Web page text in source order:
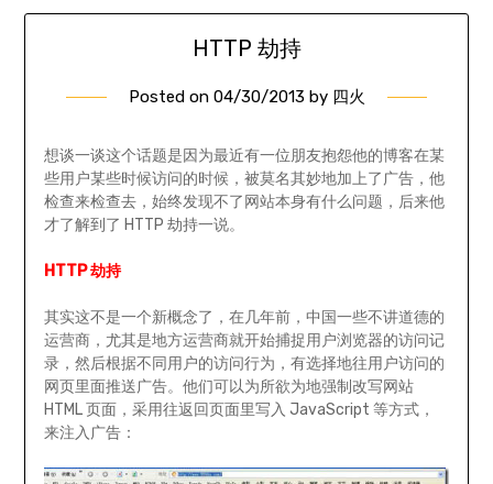
HTTP 劫持
Posted on 04/30/2013 by 四火
想谈一谈这个话题是因为最近有一位朋友抱怨他的博客在某
些用户某些时候访问的时候，被莫名其妙地加上了广告，他
检查来检查去，始终发现不了网站本身有什么问题，后来他
才了解到了 HTTP 劫持一说。
HTTP 劫持
其实这不是一个新概念了，在几年前，中国一些不讲道德的
运营商，尤其是地方运营商就开始捕捉用户浏览器的访问记
录，然后根据不同用户的访问行为，有选择地往用户访问的
网页里面推送广告。他们可以为所欲为地强制改写网站
HTML 页面，采用往返回页面里写入 JavaScript 等方式，
来注入广告：